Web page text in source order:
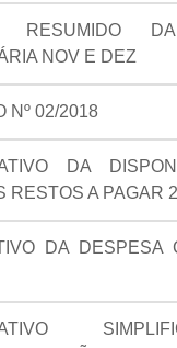
RESUMIDO
NOV E DEZ
Nº 02/2018
DA
RESTOS A PAGAR
DA DESPESA